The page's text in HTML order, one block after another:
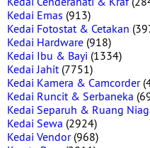
Kedai Emas (913)
Kedai Fotostat & Cetakan
Kedai Hardware (918)
Kedai Ibu & Bayi (1334)
Kedai Jahit(7751)
Kedai Kamera & Camcorder
Kedai Runcit & Serbaneka
Kedai Separuh & Ruang
Kedai Sewa (2924)
Kedai Vendor(968)